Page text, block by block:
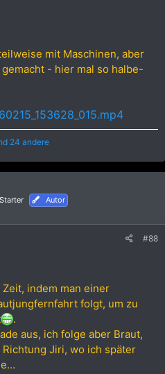
mit Maschinen, aber
- hier mal so halbe-
24 andere
Autor
#88
indem man einer
folgt, um zu
.
aus, ich folge aber Braut,
Jiri, wo ich später